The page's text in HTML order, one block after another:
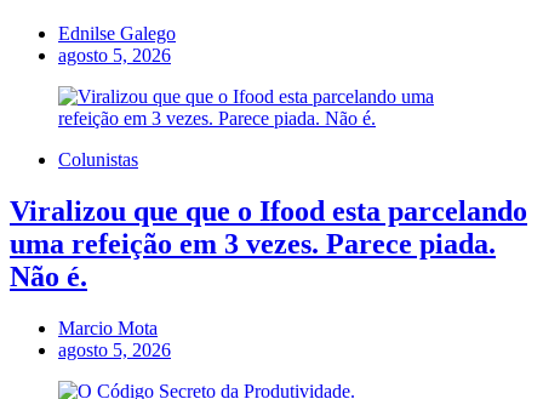
Ednilse Galego
agosto 5, 2026
Colunistas
Viralizou que que o Ifood esta parcelando
uma refeição em 3 vezes. Parece piada.
Não é.
Marcio Mota
agosto 5, 2026